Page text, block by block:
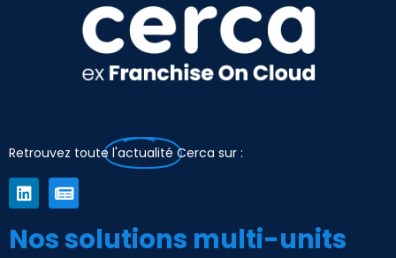
Retrouvez toute l'actualité Cerca sur :
Nos solutions multi-units